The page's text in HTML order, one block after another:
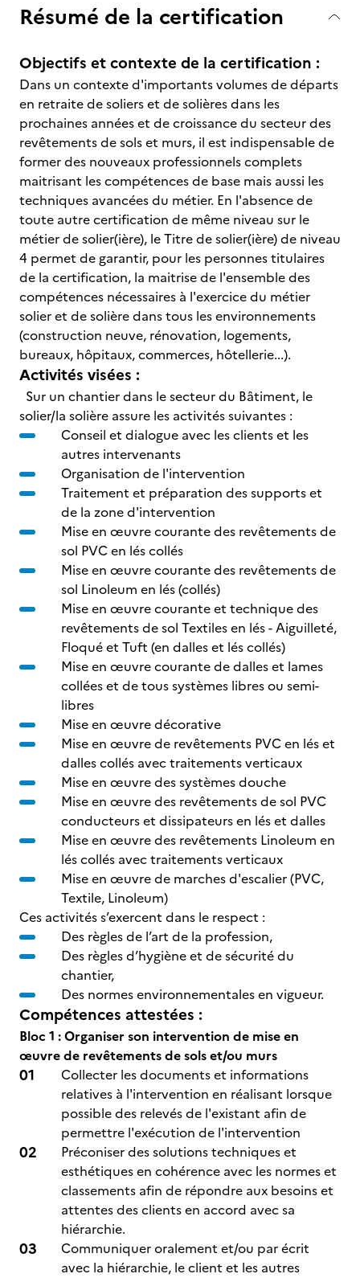
Résumé de la certification
Objectifs et contexte de la certification :
Dans un contexte d'importants volumes de départs
en retraite de soliers et de solières dans les
prochaines années et de croissance du secteur des
revêtements de sols et murs, il est indispensable de
former des nouveaux professionnels complets
maitrisant les compétences de base mais aussi les
techniques avancées du métier. En l'absence de
toute autre certification de même niveau sur le
métier de solier(ière), le Titre de solier(ière) de niveau
4 permet de garantir, pour les personnes titulaires
de la certification, la maitrise de l'ensemble des
compétences nécessaires à l'exercice du métier
solier et de solière dans tous les environnements
(construction neuve, rénovation, logements,
bureaux, hôpitaux, commerces, hôtellerie...).
Activités visées :
Sur un chantier dans le secteur du Bâtiment, le
solier/la solière assure les activités suivantes :
Conseil et dialogue avec les clients et les
autres intervenants
Organisation de l'intervention
Traitement et préparation des supports et
de la zone d'intervention
Mise en œuvre courante des revêtements de
sol PVC en lés collés
Mise en œuvre courante des revêtements de
sol Linoleum en lés (collés)
Mise en œuvre courante et technique des
revêtements de sol Textiles en lés - Aiguilleté,
Floqué et Tuft (en dalles et lés collés)
Mise en œuvre courante de dalles et lames
collées et de tous systèmes libres ou semi-
libres
Mise en œuvre décorative
Mise en œuvre de revêtements PVC en lés et
dalles collés avec traitements verticaux
Mise en œuvre des systèmes douche
Mise en œuvre des revêtements de sol PVC
conducteurs et dissipateurs en lés et dalles
Mise en œuvre des revêtements Linoleum en
lés collés avec traitements verticaux
Mise en œuvre de marches d'escalier (PVC,
Textile, Linoleum)
Ces activités s’exercent dans le respect :
Des règles de l’art de la profession,
Des règles d’hygiène et de sécurité du
chantier,
Des normes environnementales en vigueur.
Compétences attestées :
Bloc 1 : Organiser son intervention de mise en
œuvre de revêtements de sols et/ou murs
Collecter les documents et informations
relatives à l'intervention en réalisant lorsque
possible des relevés de l'existant afin de
permettre l'exécution de l'intervention
Préconiser des solutions techniques et
esthétiques en cohérence avec les normes et
classements afin de répondre aux besoins et
attentes des clients en accord avec sa
hiérarchie.
Communiquer oralement et/ou par écrit
avec la hiérarchie, le client et les autres